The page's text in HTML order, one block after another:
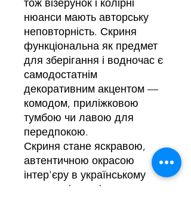
тож візерунок і колірні
нюанси мають авторську
неповторність. Скриня
функціональна як предмет
для зберігання і водночас є
самодостатнім
декоративним акцентом —
комодом, приліжковою
тумбою чи лавою для
передпокою.
Скриня стане яскравою,
автентичною окрасою
інтер'єру в українському
етностилі, оригінальним